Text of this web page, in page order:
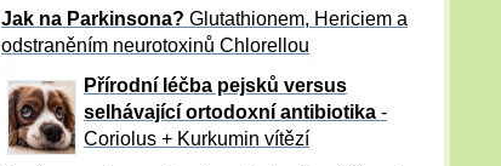
Jak na Parkinsona? Glutathionem, Hericiem a
odstraněním neurotoxinů Chlorellou
Přírodní léčba pejsků versus
selhávající ortodoxní antibiotika -
Coriolus + Kurkumin vítězí